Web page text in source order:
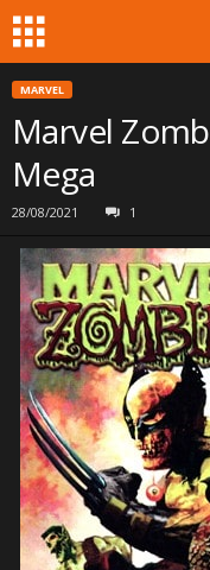
MARVEL
Marvel
Mega
28/08/2021 1